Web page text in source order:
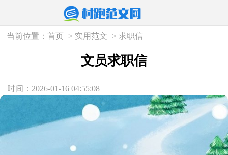
当前位置：首页 > 实用范文 >求职信
文员求职信
时间：2026-01-16 04:55:08